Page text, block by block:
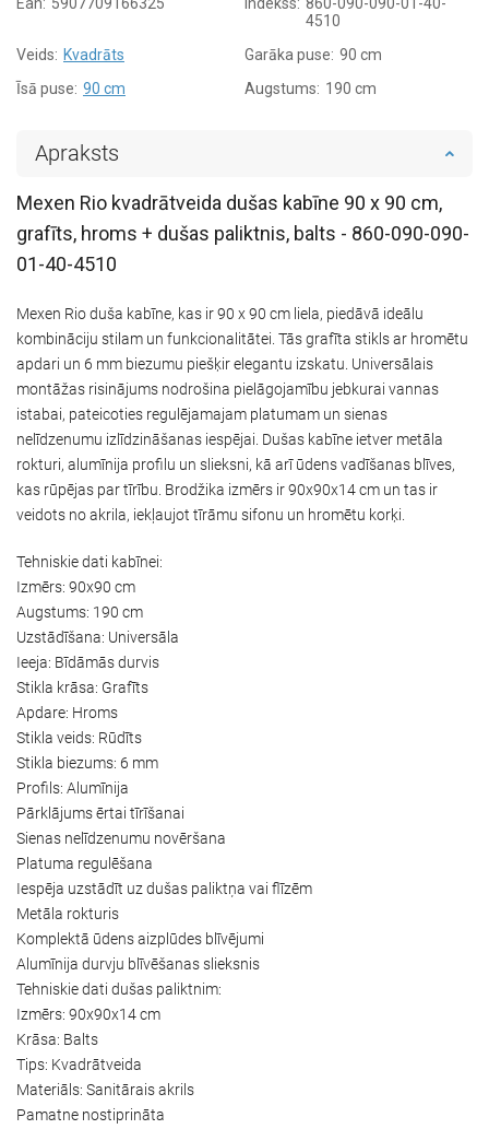
4510
Veids: Kvadrāts Garāka puse: 90 cm
Īsā puse: 90 cm Augstums: 190 cm
Apraksts
Mexen Rio kvadrātveida dušas kabīne 90 x 90 cm,
grafīts, hroms + dušas paliktnis, balts - 860-090-090-
01-40-4510
Mexen Rio duša kabīne, kas ir 90 x 90 cm liela, piedāvā ideālu
kombināciju stilam un funkcionalitātei. Tās grafīta stikls ar hromētu
apdari un 6 mm biezumu piešķir elegantu izskatu. Universālais
montāžas risinājums nodrošina pielāgojamību jebkurai vannas
istabai, pateicoties regulējamajam platumam un sienas
nelīdzenumu izlīdzināšanas iespējai. Dušas kabīne ietver metāla
rokturi, alumīnija profilu un slieksni, kā arī ūdens vadīšanas blīves,
kas rūpējas par tīrību. Brodžika izmērs ir 90x90x14 cm un tas ir
veidots no akrila, iekļaujot tīrāmu sifonu un hromētu korķi.
Tehniskie dati kabīnei:
Izmērs: 90x90 cm
Augstums: 190 cm
Uzstādīšana: Universāla
Ieeja: Bīdāmās durvis
Stikla krāsa: Grafīts
Apdare: Hroms
Stikla veids: Rūdīts
Stikla biezums: 6 mm
Profils: Alumīnija
Pārklājums ērtai tīrīšanai
Sienas nelīdzenumu novēršana
Platuma regulēšana
Iespēja uzstādīt uz dušas paliktņa vai flīzēm
Metāla rokturis
Komplektā ūdens aizplūdes blīvējumi
Alumīnija durvju blīvēšanas slieksnis
Tehniskie dati dušas paliktnim:
Izmērs: 90x90x14 cm
Krāsa: Balts
Tips: Kvadrātveida
Materiāls: Sanitārais akrils
Pamatne nostiprināta